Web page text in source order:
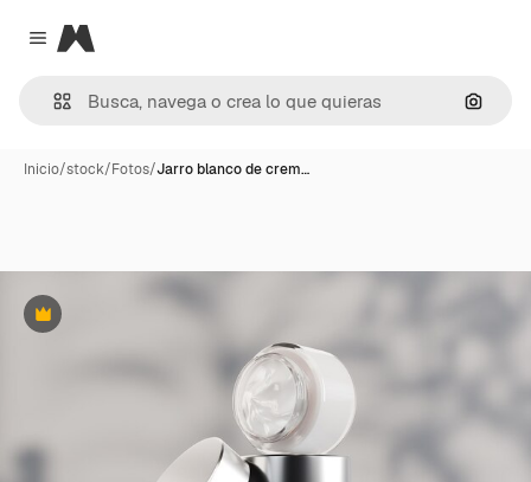
Close menu
Magnific
Inicio/stock/Fotos/Jarro blanco de crem…
Premium